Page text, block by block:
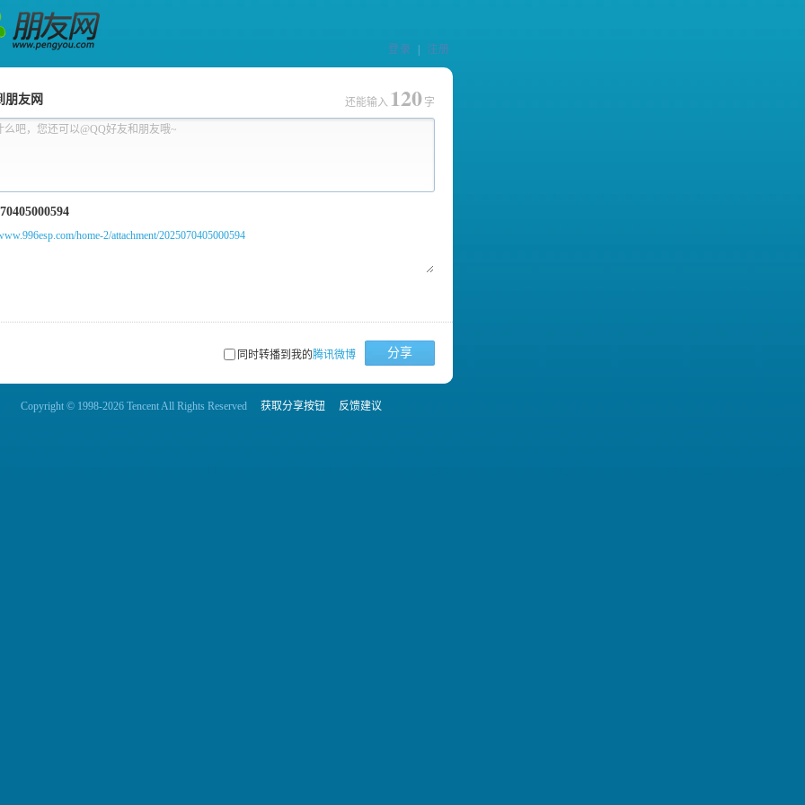
登录 注册
朋友网
么吧，您还可以@QQ好友和朋友哦~
还能输入 120 字
home-2/attachment/2025070405000594
同时转播到我的腾讯微博 分享
Copyright © 1998-2026 Tencent All Rights Reserved 获取分享按钮 反馈建议